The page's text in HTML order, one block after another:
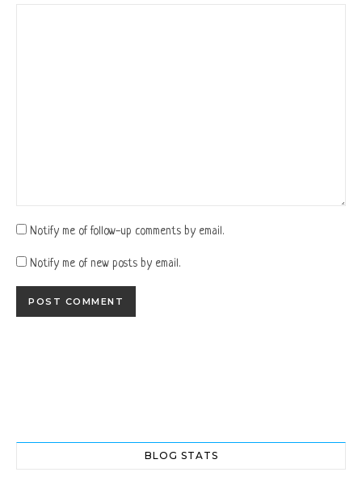
Notify me of follow-up comments by email.
Notify me of new posts by email.
BLOG STATS